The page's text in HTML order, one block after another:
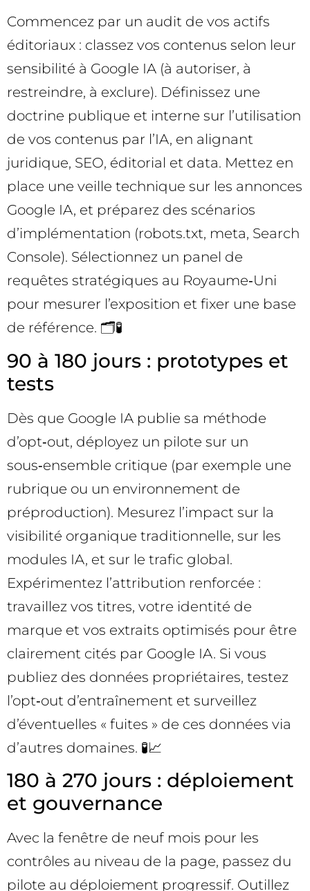
Commencez par un audit de vos actifs
éditoriaux : classez vos contenus selon leur
sensibilité à Google IA (à autoriser, à
restreindre, à exclure). Définissez une
doctrine publique et interne sur l’utilisation
de vos contenus par l’IA, en alignant
juridique, SEO, éditorial et data. Mettez en
place une veille technique sur les annonces
Google IA, et préparez des scénarios
d’implémentation (robots.txt, meta, Search
Console). Sélectionnez un panel de
requêtes stratégiques au Royaume‑Uni
pour mesurer l’exposition et fixer une base
de référence. 🗂️🧪
90 à 180 jours : prototypes et
tests
Dès que Google IA publie sa méthode
d’opt‑out, déployez un pilote sur un
sous‑ensemble critique (par exemple une
rubrique ou un environnement de
préproduction). Mesurez l’impact sur la
visibilité organique traditionnelle, sur les
modules IA, et sur le trafic global.
Expérimentez l’attribution renforcée :
travaillez vos titres, votre identité de
marque et vos extraits optimisés pour être
clairement cités par Google IA. Si vous
publiez des données propriétaires, testez
l’opt‑out d’entraînement et surveillez
d’éventuelles « fuites » de ces données via
d’autres domaines. 🧪📈
180 à 270 jours : déploiement
et gouvernance
Avec la fenêtre de neuf mois pour les
contrôles au niveau de la page, passez du
pilote au déploiement progressif. Outillez